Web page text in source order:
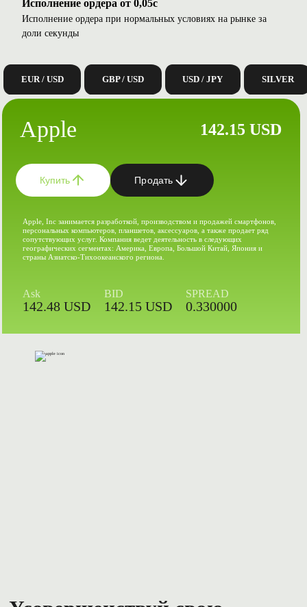
Исполнение ордера от 0,05с
Исполнение ордера при нормальных условиях на рынке за
доли секунды
EUR / USD GBP / USD USD / JPY SILVER
Apple 142.15 USD
Купить Продать
Apple, Inc занимается разработкой, производством и продажей смартфонов,
персональных компьютеров, планшетов, аксессуаров, а также продает ряд
сопутствующих услуг. Компания ведет деятельность в следующих
географических сегментах: Америка, Европа, Большой Китай, Япония и
страны Азиатско-Тихоокеанского региона.
Ask
142.48 USD
BID
142.15 USD
SPREAD
0.330000